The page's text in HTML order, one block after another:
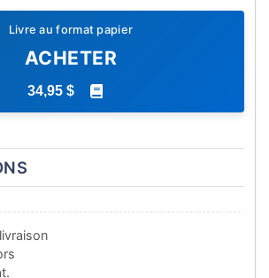
Livre au format papier
ACHETER
34,95 $